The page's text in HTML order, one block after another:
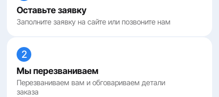
Оставьте заявку
Заполните заявку на сайте или позвоните нам
2
Мы перезваниваем
Перезваниваем вам и обговариваем детали
заказа